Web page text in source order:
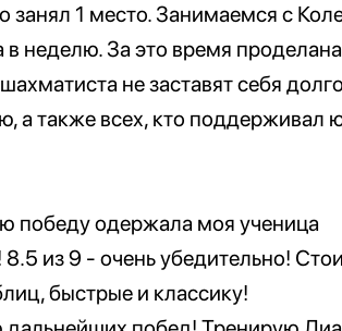
занял 1 место. Занимаемся с
неделю. За это время
не заставят себя
а также всех, кто поддерживал
победу одержала моя ученица
из 9 - очень убедительно!
быстрые и классику!